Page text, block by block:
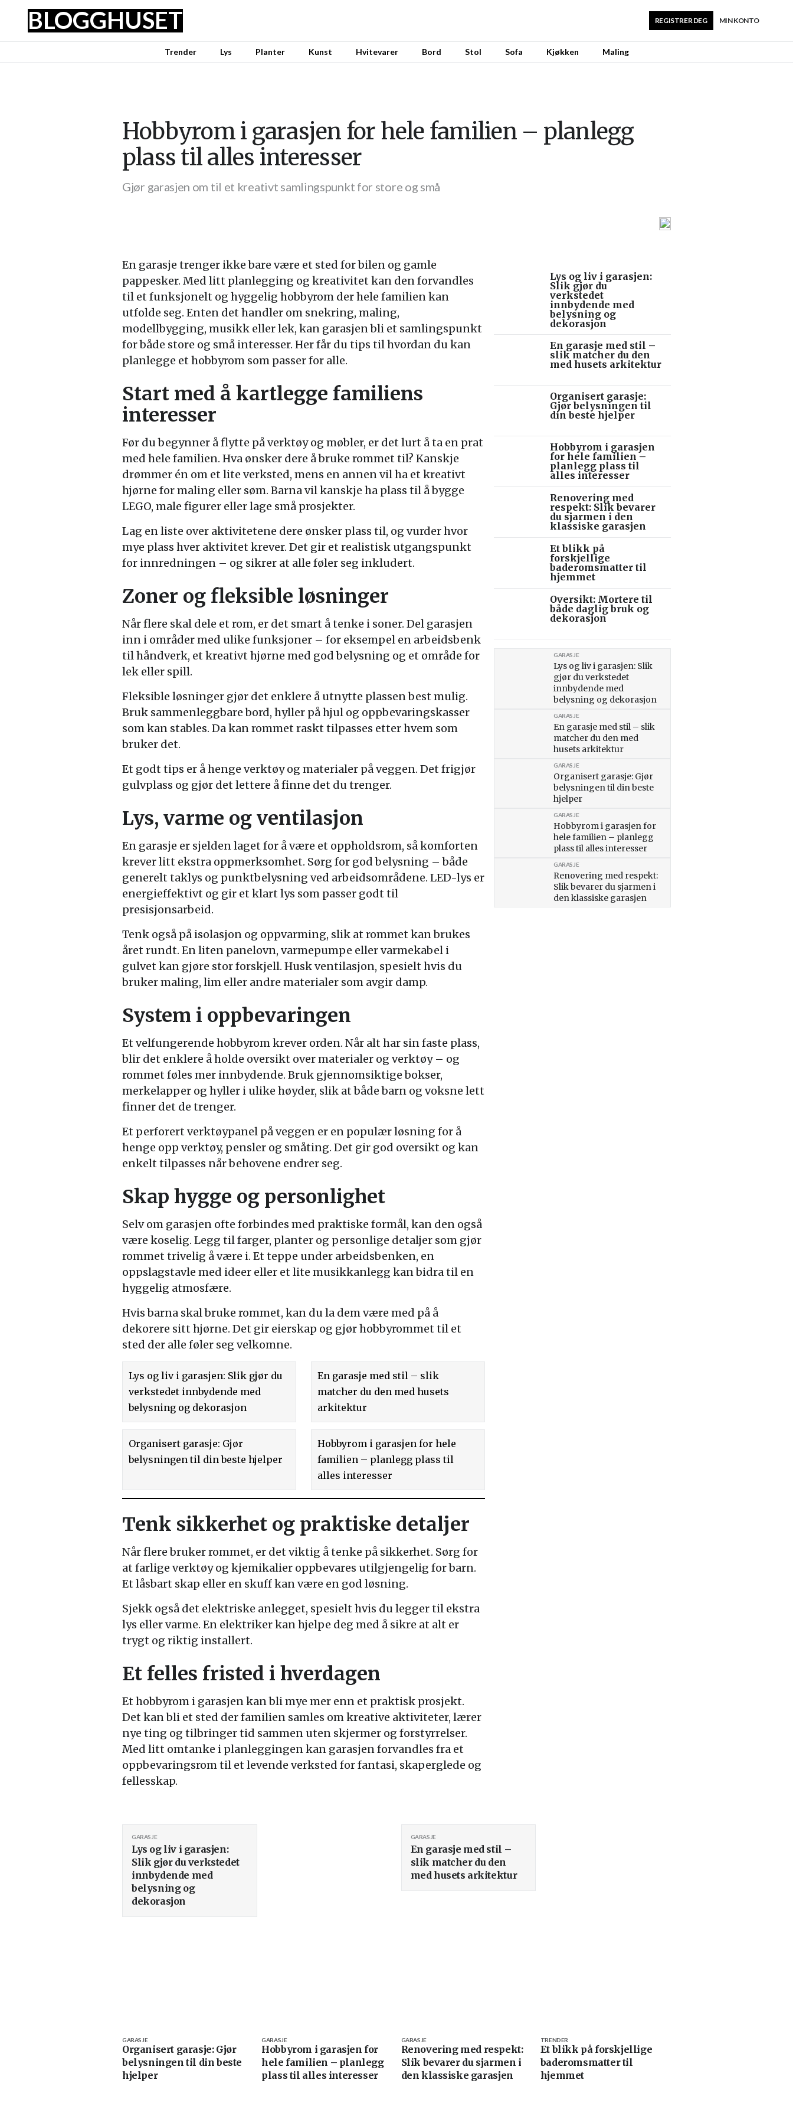
BLOGGHUSET MIN KONTO
REGISTRER DEG
Trender Lys Planter Kunst Hvitevarer Bord Stol Sofa Kjøkken Maling
Hobbyrom i garasjen for hele familien – planlegg
plass til alles interesser
Gjør garasjen om til et kreativt samlingspunkt for store og små
En garasje trenger ikke bare være et sted for bilen og gamle
pappesker. Med litt planlegging og kreativitet kan den forvandles
til et funksjonelt og hyggelig hobbyrom der hele familien kan
utfolde seg. Enten det handler om snekring, maling,
modellbygging, musikk eller lek, kan garasjen bli et samlingspunkt
for både store og små interesser. Her får du tips til hvordan du kan
planlegge et hobbyrom som passer for alle.
Start med å kartlegge familiens
interesser
Før du begynner å flytte på verktøy og møbler, er det lurt å ta en prat
med hele familien. Hva ønsker dere å bruke rommet til? Kanskje
drømmer én om et lite verksted, mens en annen vil ha et kreativt
hjørne for maling eller søm. Barna vil kanskje ha plass til å bygge
LEGO, male figurer eller lage små prosjekter.
Lag en liste over aktivitetene dere ønsker plass til, og vurder hvor
mye plass hver aktivitet krever. Det gir et realistisk utgangspunkt
for innredningen – og sikrer at alle føler seg inkludert.
Zoner og fleksible løsninger
Når flere skal dele et rom, er det smart å tenke i soner. Del garasjen
inn i områder med ulike funksjoner – for eksempel en arbeidsbenk
til håndverk, et kreativt hjørne med god belysning og et område for
lek eller spill.
Fleksible løsninger gjør det enklere å utnytte plassen best mulig.
Bruk sammenleggbare bord, hyller på hjul og oppbevaringskasser
som kan stables. Da kan rommet raskt tilpasses etter hvem som
bruker det.
Et godt tips er å henge verktøy og materialer på veggen. Det frigjør
gulvplass og gjør det lettere å finne det du trenger.
Lys, varme og ventilasjon
En garasje er sjelden laget for å være et oppholdsrom, så komforten
krever litt ekstra oppmerksomhet. Sørg for god belysning – både
generelt taklys og punktbelysning ved arbeidsområdene. LED-lys er
energieffektivt og gir et klart lys som passer godt til
presisjonsarbeid.
Tenk også på isolasjon og oppvarming, slik at rommet kan brukes
året rundt. En liten panelovn, varmepumpe eller varmekabel i
gulvet kan gjøre stor forskjell. Husk ventilasjon, spesielt hvis du
bruker maling, lim eller andre materialer som avgir damp.
System i oppbevaringen
Et velfungerende hobbyrom krever orden. Når alt har sin faste plass,
blir det enklere å holde oversikt over materialer og verktøy – og
rommet føles mer innbydende. Bruk gjennomsiktige bokser,
merkelapper og hyller i ulike høyder, slik at både barn og voksne lett
finner det de trenger.
Et perforert verktøypanel på veggen er en populær løsning for å
henge opp verktøy, pensler og småting. Det gir god oversikt og kan
enkelt tilpasses når behovene endrer seg.
Skap hygge og personlighet
Selv om garasjen ofte forbindes med praktiske formål, kan den også
være koselig. Legg til farger, planter og personlige detaljer som gjør
rommet trivelig å være i. Et teppe under arbeidsbenken, en
oppslagstavle med ideer eller et lite musikkanlegg kan bidra til en
hyggelig atmosfære.
Hvis barna skal bruke rommet, kan du la dem være med på å
dekorere sitt hjørne. Det gir eierskap og gjør hobbyrommet til et
sted der alle føler seg velkomne.
Lys og liv i garasjen: Slik gjør du
verkstedet innbydende med
belysning og dekorasjon
En garasje med stil – slik
matcher du den med husets
arkitektur
Organisert garasje: Gjør
belysningen til din beste hjelper
Hobbyrom i garasjen for hele
familien – planlegg plass til
alles interesser
Tenk sikkerhet og praktiske detaljer
Når flere bruker rommet, er det viktig å tenke på sikkerhet. Sørg for
at farlige verktøy og kjemikalier oppbevares utilgjengelig for barn.
Et låsbart skap eller en skuff kan være en god løsning.
Sjekk også det elektriske anlegget, spesielt hvis du legger til ekstra
lys eller varme. En elektriker kan hjelpe deg med å sikre at alt er
trygt og riktig installert.
Et felles fristed i hverdagen
Et hobbyrom i garasjen kan bli mye mer enn et praktisk prosjekt.
Det kan bli et sted der familien samles om kreative aktiviteter, lærer
nye ting og tilbringer tid sammen uten skjermer og forstyrrelser.
Med litt omtanke i planleggingen kan garasjen forvandles fra et
oppbevaringsrom til et levende verksted for fantasi, skaperglede og
fellesskap.
Lys og liv i garasjen:
Slik gjør du
verkstedet
innbydende med
belysning og
dekorasjon
En garasje med stil –
slik matcher du den
med husets arkitektur
Organisert garasje:
Gjør belysningen til
din beste hjelper
Hobbyrom i garasjen
for hele familien –
planlegg plass til
alles interesser
Renovering med
respekt: Slik bevarer
du sjarmen i den
klassiske garasjen
Et blikk på
forskjellige
baderomsmatter til
hjemmet
Oversikt: Mortere til
både daglig bruk og
dekorasjon
Lys og liv i garasjen: Slik
gjør du verkstedet
innbydende med
belysning og dekorasjon
GARASJE
En garasje med stil – slik
matcher du den med
husets arkitektur
GARASJE
Organisert garasje: Gjør
belysningen til din beste
hjelper
GARASJE
Hobbyrom i garasjen for
hele familien – planlegg
plass til alles interesser
GARASJE
Renovering med respekt:
Slik bevarer du sjarmen i
den klassiske garasjen
GARASJE
Lys og liv i garasjen:
Slik gjør du verkstedet
innbydende med
belysning og
dekorasjon
GARASJE
En garasje med stil –
slik matcher du den
med husets arkitektur
GARASJE
Organisert garasje: Gjør
belysningen til din beste
hjelper
GARASJE
Hobbyrom i garasjen for
hele familien – planlegg
plass til alles interesser
GARASJE
Renovering med respekt:
Slik bevarer du sjarmen i
den klassiske garasjen
GARASJE
Et blikk på forskjellige
baderomsmatter til
hjemmet
TRENDER